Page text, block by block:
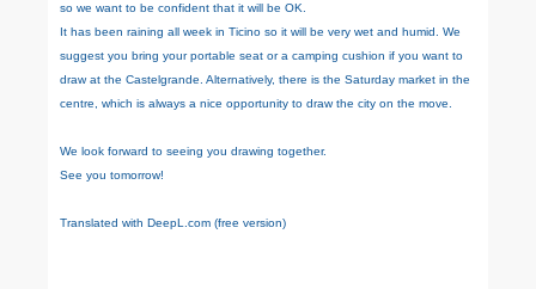
so we want to be confident that it will be OK.
It has been raining all week in Ticino so it will be very wet and humid. We
suggest you bring your portable seat or a camping cushion if you want to
draw at the Castelgrande. Alternatively, there is the Saturday market in the
centre, which is always a nice opportunity to draw the city on the move.
We look forward to seeing you drawing together.
See you tomorrow!
Translated with DeepL.com (free version)